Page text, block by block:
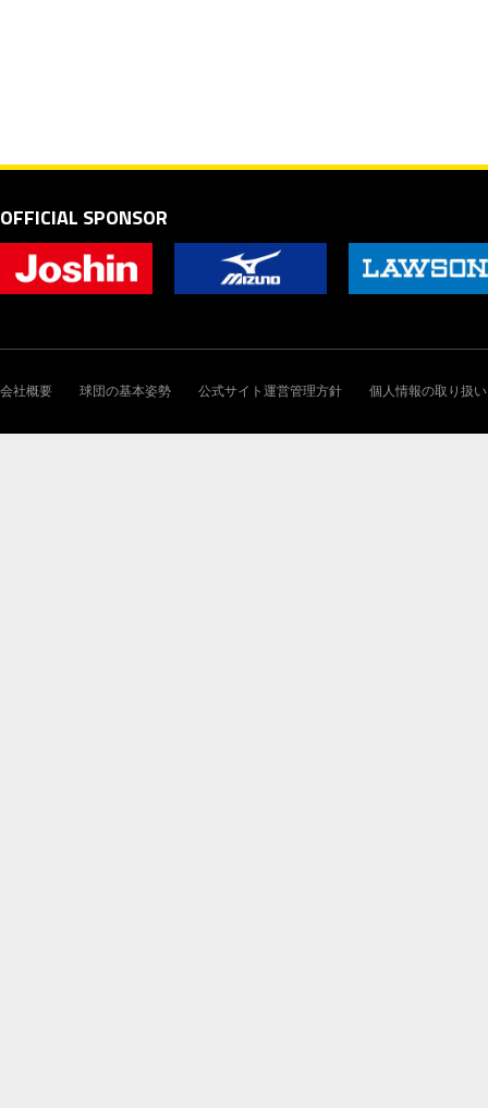
OFFICIAL SPONSOR
会社概要 球団の基本姿勢 公式サイト運営管理方針 個人情報の取り扱い